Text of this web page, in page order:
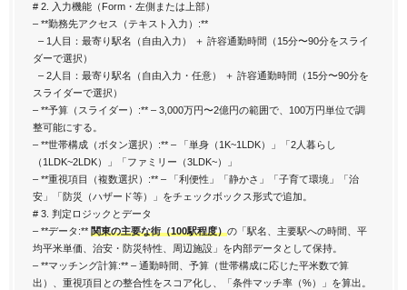
# 2. 入力機能（Form・左側または上部）
– **勤務先アクセス（テキスト入力）:**
– 1人目：最寄り駅名（自由入力） ＋ 許容通勤時間（15分〜90分をスライ
ダーで選択）
– 2人目：最寄り駅名（自由入力・任意） ＋ 許容通勤時間（15分〜90分を
スライダーで選択）
– **予算（スライダー）:** – 3,000万円〜2億円の範囲で、100万円単位で調
整可能にする。
– **世帯構成（ボタン選択）:** – 「単身（1K~1LDK）」「2人暮らし
（1LDK~2LDK）」「ファミリー（3LDK~）」
– **重視項目（複数選択）:** – 「利便性」「静かさ」「子育て環境」「治
安」「防災（ハザード等）」をチェックボックス形式で追加。
# 3. 判定ロジックとデータ
– **データ:** 関東の主要な街（100駅程度）の「駅名、主要駅への時間、平
均平米単価、治安・防災特性、周辺施設」を内部データとして保持。
– **マッチング計算:** – 通勤時間、予算（世帯構成に応じた平米数で算
出）、重視項目との整合性をスコア化し、「条件マッチ率（%）」を算出。